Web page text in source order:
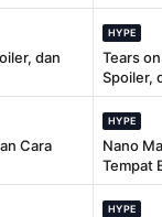
dan
HYPE
Tears
Spoiler,
Cara
HYPE
Nano
Tempat
HYPE